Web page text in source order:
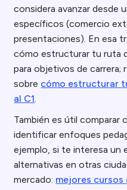
considera avanzar desde
específicos (comercio
presentaciones). En esa
cómo estructurar tu ruta
para objetivos de carrera;
sobre cómo estructurar
al C1.
También es útil comparar
identificar enfoques
ejemplo, si te interesa un
alternativas en otras
mercado: mejores